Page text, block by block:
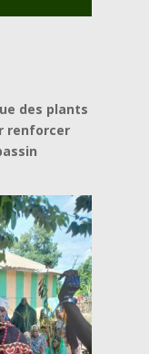
des plants
renforcer